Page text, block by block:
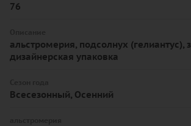
76
альстромерия, подсолнух (гелиантус),
дизайнерская упаковка
Всесезонный, Осенний